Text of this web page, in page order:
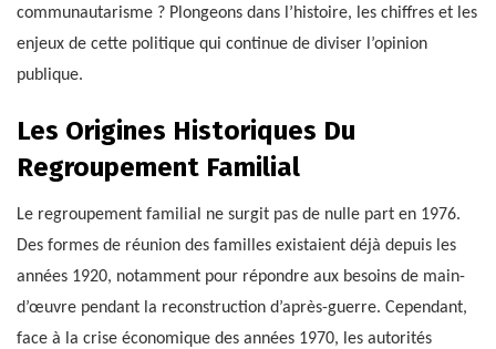
communautarisme ? Plongeons dans l’histoire, les chiffres et les
enjeux de cette politique qui continue de diviser l’opinion
publique.
Les Origines Historiques Du
Regroupement Familial
Le regroupement familial ne surgit pas de nulle part en 1976.
Des formes de réunion des familles existaient déjà depuis les
années 1920, notamment pour répondre aux besoins de main-
d’œuvre pendant la reconstruction d’après-guerre. Cependant,
face à la crise économique des années 1970, les autorités